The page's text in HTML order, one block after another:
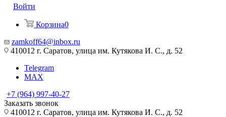
Войти
Корзина0
zamkoff64@inbox.ru
410012 г. Саратов, улица им. Кутякова И. С., д. 52
Telegram
MAX
+7 (964) 997-40-27
Заказать звонок
410012 г. Саратов, улица им. Кутякова И. С., д. 52